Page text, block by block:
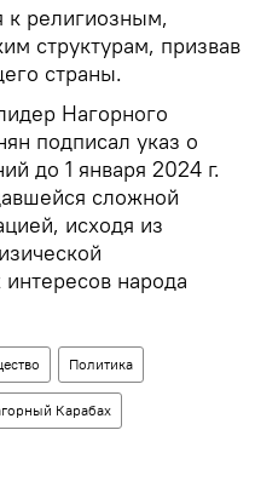
к религиозным,
структурам, призвав
страны.
Нагорного
подписал указ о
до 1 января 2024 г.
сложной
исходя из
народа
Политика
Карабах